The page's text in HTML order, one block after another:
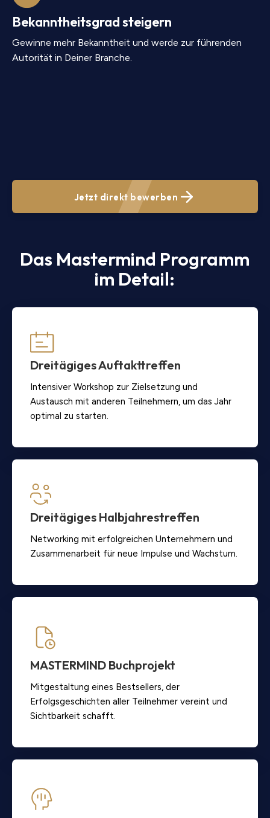
Bekanntheitsgrad steigern
Gewinne mehr Bekanntheit und werde zur führenden
Autorität in Deiner Branche.
Jetzt direkt bewerben
Das Mastermind Programm
im Detail:
Dreitägiges Auftakttreffen
Intensiver Workshop zur Zielsetzung und
Austausch mit anderen Teilnehmern, um das Jahr
optimal zu starten.
Dreitägiges Halbjahrestreffen
Networking mit erfolgreichen Unternehmern und
Zusammenarbeit für neue Impulse und Wachstum.
MASTERMIND Buchprojekt
Mitgestaltung eines Bestsellers, der
Erfolgsgeschichten aller Teilnehmer vereint und
Sichtbarkeit schafft.